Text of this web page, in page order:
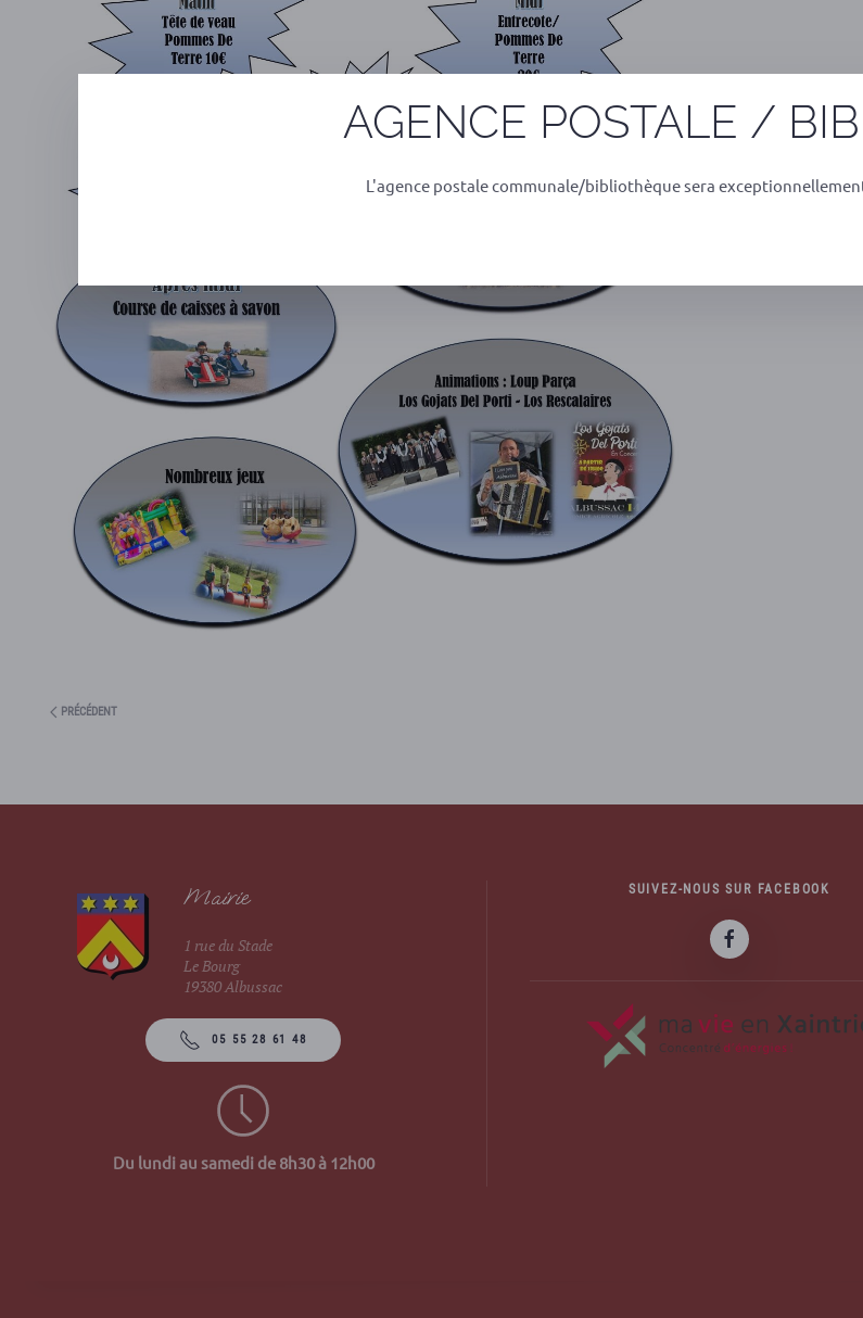
PRÉCÉDENT
Mairie
1 rue du Stade
Le Bourg
19380 Albussac
05 55 28 61 48
Du lundi au samedi de 8h30 à 12h00
SUIVEZ-NOUS SUR FACEBOOK
AGENCE POSTALE /
L'agence postale communale/bibliothèque sera